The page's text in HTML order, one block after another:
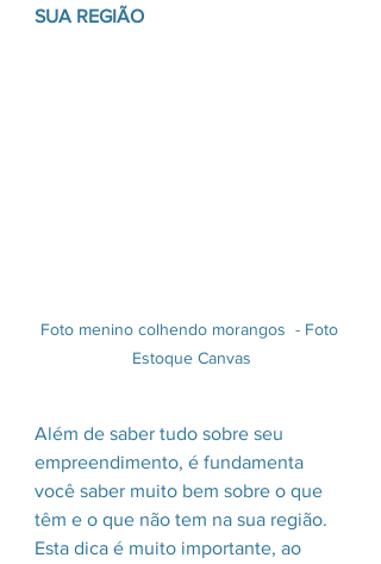
SUA REGIÃO
Foto menino colhendo morangos  - Foto
Estoque Canvas
Além de saber tudo sobre seu
empreendimento, é fundamenta
você saber muito bem sobre o que
têm e o que não tem na sua região.
Esta dica é muito importante, ao